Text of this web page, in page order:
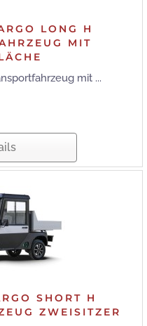
LONG H
MIT
mit ...
SHORT H
ZWEISITZER